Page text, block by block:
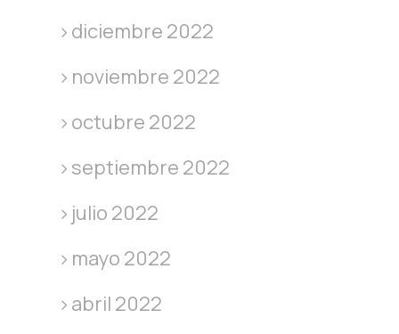
diciembre 2022
noviembre 2022
octubre 2022
septiembre 2022
julio 2022
mayo 2022
abril 2022